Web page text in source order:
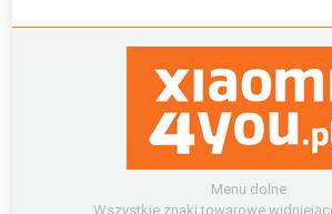
Menu dolne
Wszystkie znaki towarowe